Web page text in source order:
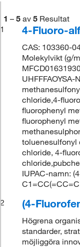
1 – 5 av 5 Resultat
1
4-Fluoro-
CAS: 103360-
Molekylvikt (g/
chloride,4-
fluorophenyl
fluorophenyl
toluenesulfonyl
chloride, 4-
IUPAC-namn:
2
(4-
Högrena
standarder,
möjliggöra